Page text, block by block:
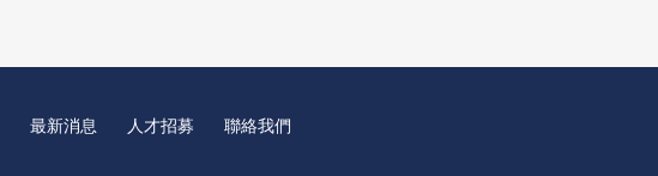
最新消息 人才招募 聯絡我們